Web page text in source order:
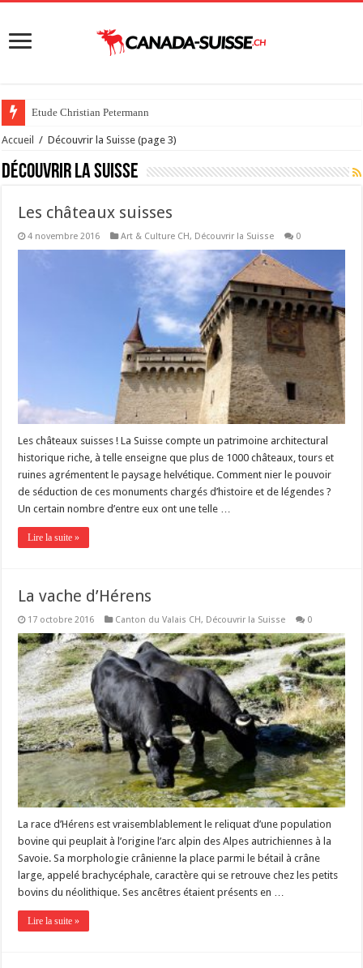
Etude Christian Petermann
Accueil / Découvrir la Suisse (page 3)
Découvrir la Suisse
Les châteaux suisses
4 novembre 2016 Art & Culture CH, Découvrir la Suisse 0
Les châteaux suisses ! La Suisse compte un patrimoine architectural
historique riche, à telle enseigne que plus de 1000 châteaux, tours et
ruines agrémentent le paysage helvétique. Comment nier le pouvoir
de séduction de ces monuments chargés d’histoire et de légendes ?
Un certain nombre d’entre eux ont une telle …
Lire la suite »
La vache d’Hérens
17 octobre 2016 Canton du Valais CH, Découvrir la Suisse 0
La race d’Hérens est vraisemblablement le reliquat d’une population
bovine qui peuplait à l’origine l’arc alpin des Alpes autrichiennes à la
Savoie. Sa morphologie crânienne la place parmi le bétail à crâne
large, appelé brachycéphale, caractère qui se retrouve chez les petits
bovins du néolithique. Ses ancêtres étaient présents en …
Lire la suite »